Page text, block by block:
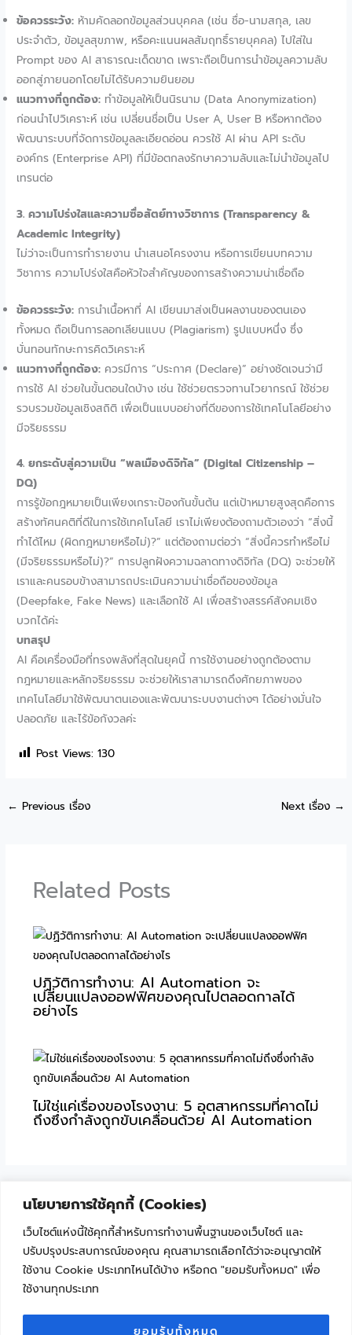
นโยบายการใช้คุกกี้ (Cookies)
เว็บไซต์แห่งนี้ใช้คุกกี้สำหรับการทำงานพื้นฐานของเว็บไซต์ และ
ปรับปรุงประสบการณ์ของคุณ คุณสามารถเลือกได้ว่าจะอนุญาตให้
ใช้งาน Cookie ประเภทไหนได้บ้าง หรือกด "ยอมรับทั้งหมด" เพื่อ
ใช้งานทุกประเภท
ยอมรับทั้งหมด
ข้อควรระวัง: ห้ามคัดลอกข้อมูลส่วนบุคคล (เช่น ชื่อ-นามสกุล, เลข
ประจำตัว, ข้อมูลสุขภาพ, หรือคะแนนผลสัมฤทธิ์รายบุคคล) ไปใส่ใน
Prompt ของ AI สาธารณะเด็ดขาด เพราะถือเป็นการนำข้อมูลความลับ
ออกสู่ภายนอกโดยไม่ได้รับความยินยอม
แนวทางที่ถูกต้อง: ทำข้อมูลให้เป็นนิรนาม (Data Anonymization)
ก่อนนำไปวิเคราะห์ เช่น เปลี่ยนชื่อเป็น User A, User B หรือหากต้อง
พัฒนาระบบที่จัดการข้อมูลละเอียดอ่อน ควรใช้ AI ผ่าน API ระดับ
องค์กร (Enterprise API) ที่มีข้อตกลงรักษาความลับและไม่นำข้อมูลไป
เทรนต่อ
3. ความโปร่งใสและความซื่อสัตย์ทางวิชาการ (Transparency &
Academic Integrity)
ไม่ว่าจะเป็นการทำรายงาน นำเสนอโครงงาน หรือการเขียนบทความ
วิชาการ ความโปร่งใสคือหัวใจสำคัญของการสร้างความน่าเชื่อถือ
ข้อควรระวัง: การนำเนื้อหาที่ AI เขียนมาส่งเป็นผลงานของตนเอง
ทั้งหมด ถือเป็นการลอกเลียนแบบ (Plagiarism) รูปแบบหนึ่ง ซึ่ง
บั่นทอนทักษะการคิดวิเคราะห์
แนวทางที่ถูกต้อง: ควรมีการ “ประกาศ (Declare)” อย่างชัดเจนว่ามี
การใช้ AI ช่วยในขั้นตอนใดบ้าง เช่น ใช้ช่วยตรวจทานไวยากรณ์ ใช้ช่วย
รวบรวมข้อมูลเชิงสถิติ เพื่อเป็นแบบอย่างที่ดีของการใช้เทคโนโลยีอย่าง
มีจริยธรรม
4. ยกระดับสู่ความเป็น “พลเมืองดิจิทัล” (Digital Citizenship –
DQ)
การรู้ข้อกฎหมายเป็นเพียงเกราะป้องกันขั้นต้น แต่เป้าหมายสูงสุดคือการ
สร้างทัศนคติที่ดีในการใช้เทคโนโลยี เราไม่เพียงต้องถามตัวเองว่า “สิ่งนี้
ทำได้ไหม (ผิดกฎหมายหรือไม่)?” แต่ต้องถามต่อว่า “สิ่งนี้ควรทำหรือไม่
(มีจริยธรรมหรือไม่)?” การปลูกฝังความฉลาดทางดิจิทัล (DQ) จะช่วยให้
เราและคนรอบข้างสามารถประเมินความน่าเชื่อถือของข้อมูล
(Deepfake, Fake News) และเลือกใช้ AI เพื่อสร้างสรรค์สังคมเชิง
บวกได้ค่ะ
บทสรุป
AI คือเครื่องมือที่ทรงพลังที่สุดในยุคนี้ การใช้งานอย่างถูกต้องตาม
กฎหมายและหลักจริยธรรม จะช่วยให้เราสามารถดึงศักยภาพของ
เทคโนโลยีมาใช้พัฒนาตนเองและพัฒนาระบบงานต่างๆ ได้อย่างมั่นใจ
ปลอดภัย และไร้ข้อกังวลค่ะ
Post Views: 130
← Previous เรื่อง Next เรื่อง →
Related Posts
ปฏิวัติการทำงาน: AI Automation จะ
เปลี่ยนแปลงออฟฟิศของคุณไปตลอดกาลได้
อย่างไร
ไม่ใช่แค่เรื่องของโรงงาน: 5 อุตสาหกรรมที่คาดไม่
ถึงซึ่งกำลังถูกขับเคลื่อนด้วย AI Automation
"เพราะเทคโนโลยีไม่ใช่เรื่องยาก ถ้าเริ่มเรียนรู้ไปด้วยกัน"